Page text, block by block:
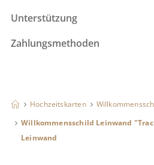
Unterstützung
Zahlungsmethoden
Hochzeitskarten
Willkommensschild Leinwand
Leinwand